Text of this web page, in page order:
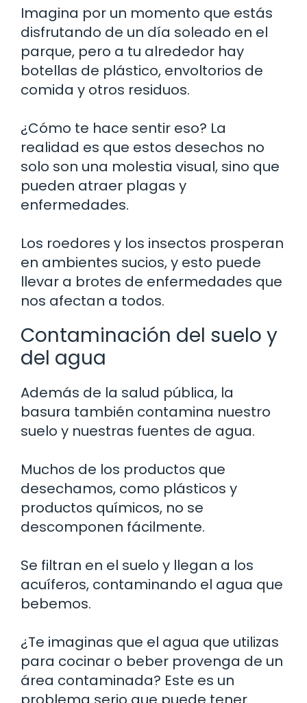
Imagina por un momento que estás
disfrutando de un día soleado en el
parque, pero a tu alrededor hay
botellas de plástico, envoltorios de
comida y otros residuos.
¿Cómo te hace sentir eso? La
realidad es que estos desechos no
solo son una molestia visual, sino que
pueden atraer plagas y
enfermedades.
Los roedores y los insectos prosperan
en ambientes sucios, y esto puede
llevar a brotes de enfermedades que
nos afectan a todos.
Contaminación del suelo y
del agua
Además de la salud pública, la
basura también contamina nuestro
suelo y nuestras fuentes de agua.
Muchos de los productos que
desechamos, como plásticos y
productos químicos, no se
descomponen fácilmente.
Se filtran en el suelo y llegan a los
acuíferos, contaminando el agua que
bebemos.
¿Te imaginas que el agua que utilizas
para cocinar o beber provenga de un
área contaminada? Este es un